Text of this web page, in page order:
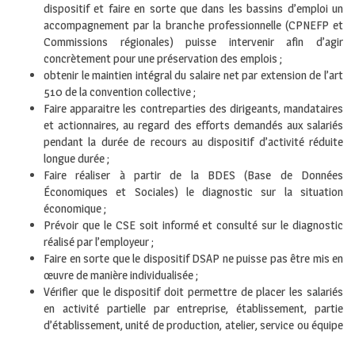
dispositif et faire en sorte que dans les bassins d’emploi un
accompagnement par la branche professionnelle (CPNEFP et
Commissions régionales) puisse intervenir afin d’agir
concrètement pour une préservation des emplois ;
obtenir le maintien intégral du salaire net par extension de l’art
510 de la convention collective ;
Faire apparaitre les contreparties des dirigeants, mandataires
et actionnaires, au regard des efforts demandés aux salariés
pendant la durée de recours au dispositif d’activité réduite
longue durée ;
Faire réaliser à partir de la BDES (Base de Données
Économiques et Sociales) le diagnostic sur la situation
économique ;
Prévoir que le CSE soit informé et consulté sur le diagnostic
réalisé par l’employeur ;
Faire en sorte que le dispositif DSAP ne puisse pas être mis en
œuvre de manière individualisée ;
Vérifier que le dispositif doit permettre de placer les salariés
en activité partielle par entreprise, établissement, partie
d’établissement, unité de production, atelier, service ou équipe